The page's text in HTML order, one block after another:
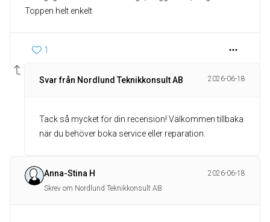
Toppen helt enkelt
1
Svar från Nordlund Teknikkonsult AB 2026-06-18
Tack så mycket för din recension! Välkommen tillbaka
när du behöver boka service eller reparation.
Anna-Stina H
2026-06-18
Skrev om Nordlund Teknikkonsult AB